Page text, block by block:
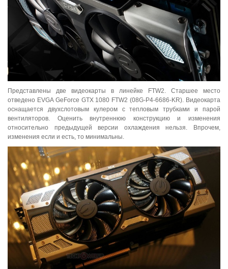
Представлены две видеокарты в линейке FTW2. Старшее место
отведено EVGA GeForce GTX 1080 FTW2 (08G-P4-6686-KR). Видеокарта
оснащается двухслотовым кулером с тепловым трубками и парой
вентиляторов. Оценить внутреннюю конструкцию и изменения
относительно предыдущей версии охлаждения нельзя. Впрочем,
изменения если и есть, то минимальны.